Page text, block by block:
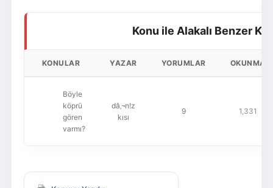
Konu ile Alakalı Benzer
KONULAR YAZAR YORUMLAR OKUNMA
Böyle
köprü
gören
varmı?
dâ‚¬n!z
kısı
9 1,331